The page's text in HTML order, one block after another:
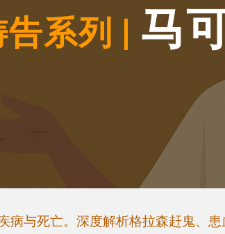
系列 | 马
病与死亡。深度解析格拉森赶鬼、